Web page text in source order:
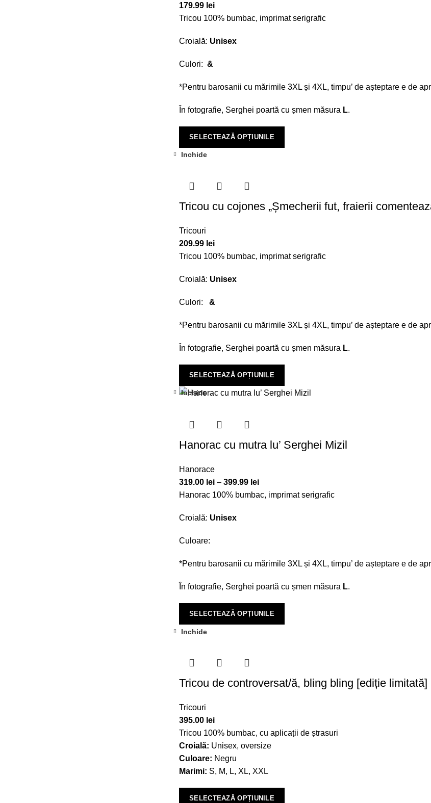
179.99 lei
Tricou 100% bumbac, imprimat serigrafic
Croială: Unisex
Culori: &
*Pentru barosanii cu mărimile 3XL și 4XL, timpu’ de așteptare e de
În fotografie, Serghei poartă cu șmen măsura L.
SELECTEAZĂ OPȚIUNILE
Inchide
Tricou cu cojones „Șmecherii fut, fraierii
Tricouri
209.99 lei
Tricou 100% bumbac, imprimat serigrafic
Croială: Unisex
Culori: &
*Pentru barosanii cu mărimile 3XL și 4XL, timpu’ de așteptare e de
În fotografie, Serghei poartă cu șmen măsura L.
SELECTEAZĂ OPȚIUNILE
Inchide
Hanorac cu mutra lu’ Serghei Mizil
Hanorace
319.00 lei – 399.99 leiInterval
de
Hanorac 100% bumbac, imprimat serigrafic
Croială: Unisex
Culoare:
*Pentru barosanii cu mărimile 3XL și 4XL, timpu’ de așteptare e de
În fotografie, Serghei poartă cu șmen măsura L.
SELECTEAZĂ OPȚIUNILE
Inchide
Tricou de controversat/ă, bling bling [ediție limitată]
Tricouri
395.00 lei
Tricou 100% bumbac, cu aplicații de ștrasuri
Croială: Unisex, oversize
Culoare: Negru
Marimi: S, M, L, XL, XXL
SELECTEAZĂ OPȚIUNILE